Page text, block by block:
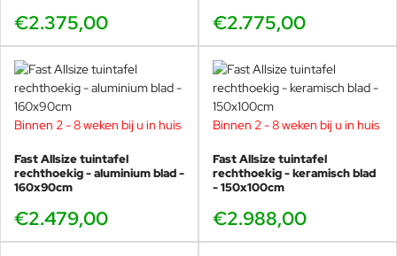
Alberto Lievore
Alberto Lievore (Buenos Aires, 1948) studeerde af als architect
aan de Universiteit van Buenos Aires. Hij verhuisde in 1976 naar
Barcelona, ​​waar hij zijn ontwerpactiviteiten ontwikkelde en zich
richtte op een breed scala aan sectoren. Samen met Jorge Pensi
creëerde hij het SIDI-platform om de waarde van Spaans design te
De werken van Alberto Lievore in de meubelsector zijn de werken
waar hij het meest bekend om is, zowel in Europa als in Amerika en
beloond met prestigieuze nationale en internationale prijzen. Om
er maar een paar te noemen: “Premio Nacional de Diseño” (1999),
€2.375,00 €2.775,00
Binnen 2 - 8 weken bij u in huis
Fast Allsize tuintafel
rechthoekig - aluminium blad -
160x90cm
€2.479,00
Binnen 2 - 8 weken bij u in huis
Fast Allsize tuintafel
rechthoekig - keramisch blad
- 150x100cm
€2.988,00